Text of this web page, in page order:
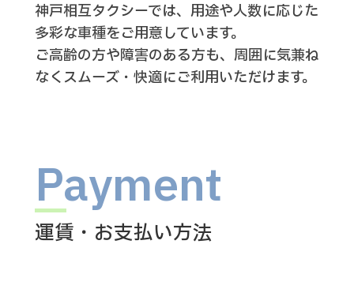
神戸相互タクシーでは、用途や人数に応じた
多彩な車種をご用意しています。
ご高齢の方や障害のある方も、周囲に気兼ね
なくスムーズ・快適にご利用いただけます。
Payment
運賃・お支払い方法